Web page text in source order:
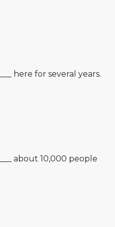
here for several years.
about 10,000 people